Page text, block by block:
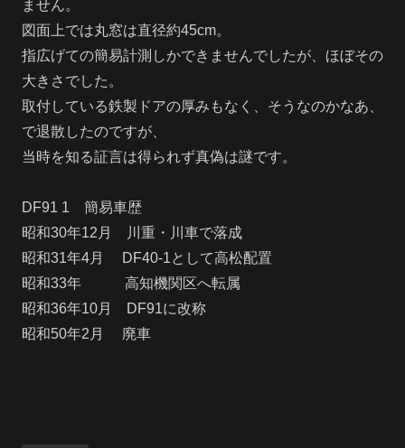
ません。
図面上では丸窓は直径約45cm。
指広げての簡易計測しかできませんでしたが、ほぼその
大きさでした。
取付している鉄製ドアの厚みもなく、そうなのかなあ、
で退散したのですが、
当時を知る証言は得られず真偽は謎です。
DF91 1 簡易車歴
昭和30年12月 川重・川車で落成
昭和31年4月 DF40-1として高松配置
昭和33年 高知機関区へ転属
昭和36年10月 DF91に改称
昭和50年2月 廃車